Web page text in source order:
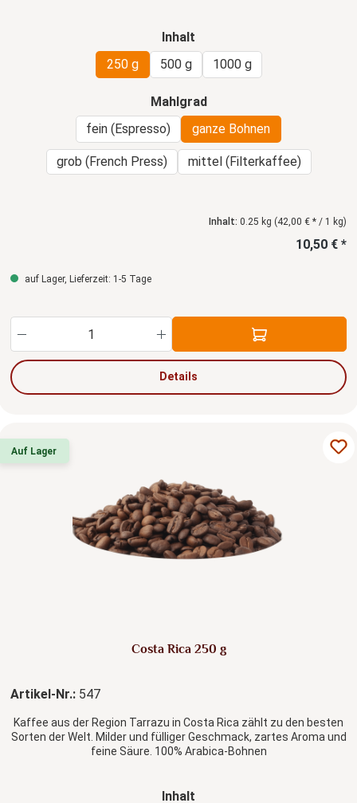
Inhalt
250 g
500 g 1000 g
Mahlgradauswählen
fein (Espresso)
ganze Bohnen
grob (French Press) mittel (Filterkaffee)
Inhalt: 0.25 kg (42,00 € * / 1 kg)
10,50 € *
auf Lager, Lieferzeit: 1-5 Tage
Produkt Anzahl: Gib den gewünschten Wert
Details
Auf Lager
Costa Rica 250 g
Artikel-Nr.: 547
Kaffee aus der Region Tarrazu in Costa Rica zählt zu den besten
Sorten der Welt. Milder und fülliger Geschmack, zartes Aroma und
feine Säure. 100% Arabica-Bohnen
Inhalt